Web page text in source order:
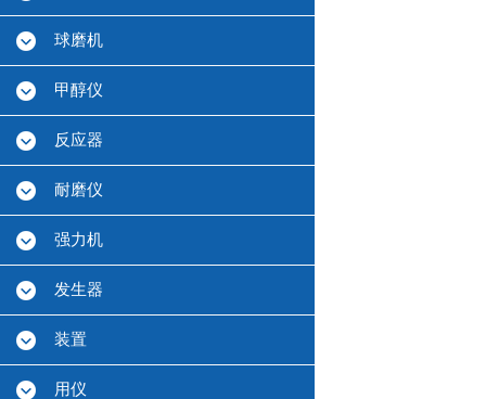
球磨机
甲醇仪
反应器
耐磨仪
强力机
发生器
装置
用仪